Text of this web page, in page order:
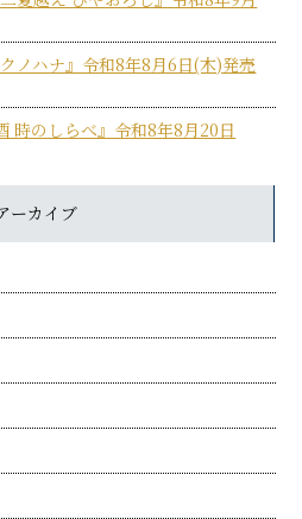
ノハナ』令和8年8月6日(木)発売
時のしらべ』令和8年8月20日
ーカイブ